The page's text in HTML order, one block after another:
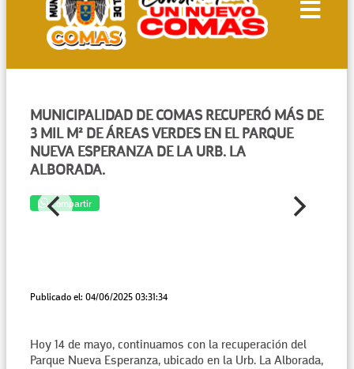
MUNICIPALIDAD DE COMAS RECUPERÓ MÁS DE
3 MIL M² DE ÁREAS VERDES EN EL PARQUE
NUEVA ESPERANZA DE LA URB. LA
ALBORADA.
Compartir
Publicado el: 04/06/2025 03:31:34
Hoy 14 de mayo, continuamos con la recuperación del
Parque Nueva Esperanza, ubicado en la Urb. La Alborada,